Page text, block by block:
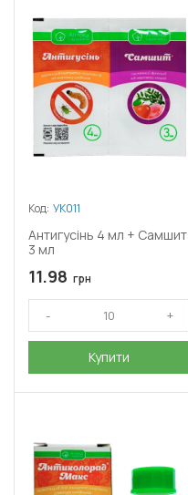
Код: УК011
Антигусінь 4 мл + Самшит
3 мл
11.98 грн
Купити